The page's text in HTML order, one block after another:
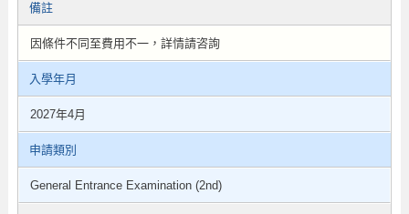
備註
因條件不同至費用不一，詳情請咨詢
入學年月
2027年4月
申請類別
General Entrance Examination (2nd)